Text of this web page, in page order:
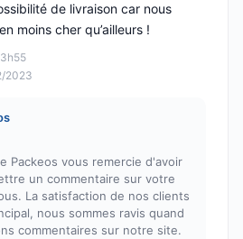
2023
de livraison car nous
moins cher qu’ailleurs !
Packeos vous remercie d'avoir
un commentaire sur votre
La satisfaction de nos clients
nous sommes ravis quand
commentaires sur notre site.